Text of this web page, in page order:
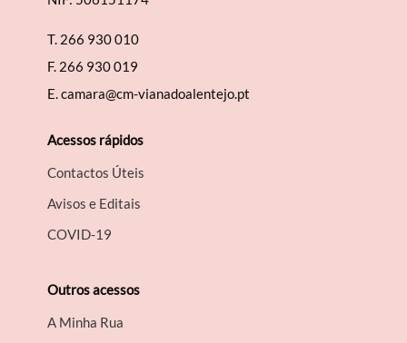
T. 266 930 010
F. 266 930 019
E.camara@cm-vianadoalentejo.pt
Acessos rápidos
Contactos Úteis
Avisos e Editais
COVID-19
Outros acessos
A Minha Rua